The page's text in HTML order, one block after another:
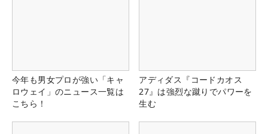
今年も男女プロが強い「キャ
ロウェイ」のニュース一覧は
こちら！
アディダス『コードカオス
27』は強烈な蹴りでパワーを
生む